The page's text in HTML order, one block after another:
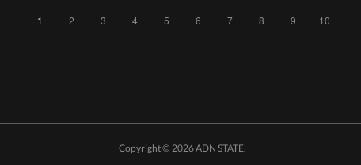
1 2 3 4 5 6 7 8 9 10
Copyright © 2026ADN STATE.